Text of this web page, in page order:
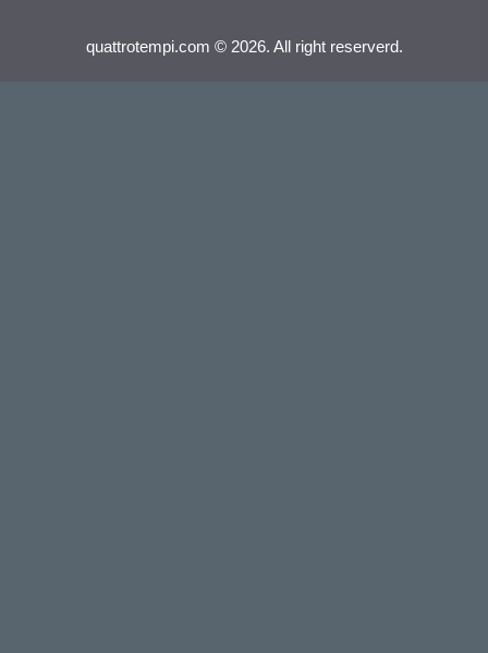
quattrotempi.com © 2026. All right reserverd.